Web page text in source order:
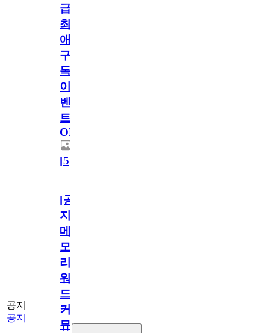
급!
최
애
구
독
이
벤
트
OPEN!
[5]
공지
공지
[공
지]
메
모
리
워
드
커
뮤